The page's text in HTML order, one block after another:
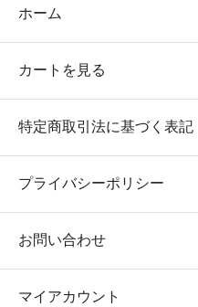
ホーム
カートを見る
特定商取引法に基づく表記
プライバシーポリシー
お問い合わせ
マイアカウント